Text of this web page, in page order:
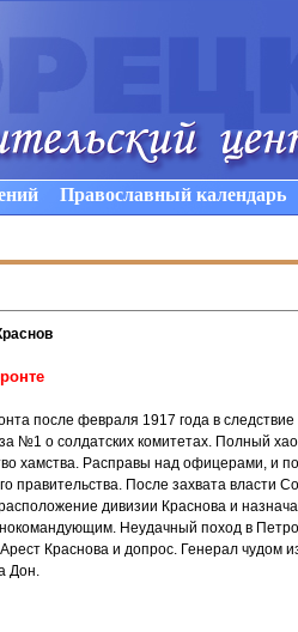
Православный календарь
после февраля 1917 года в следствие
№1 о солдатских комитетах. Полный
хамства. Расправы над офицерами, и
правительства. После захвата власти
дивизии Краснова и
Неудачный поход в
Краснова и допрос. Генерал чудом
Дон.